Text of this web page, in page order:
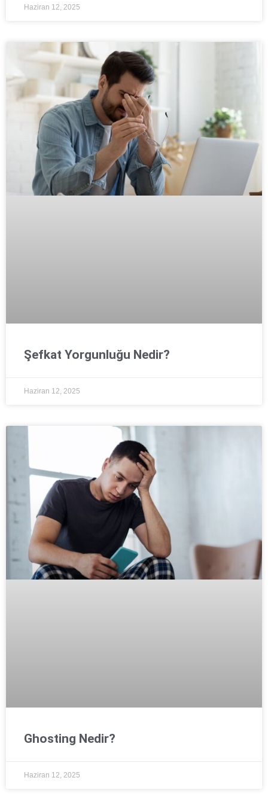
Haziran 12, 2025
Şefkat Yorgunluğu Nedir?
Haziran 12, 2025
Ghosting Nedir?
Haziran 12, 2025